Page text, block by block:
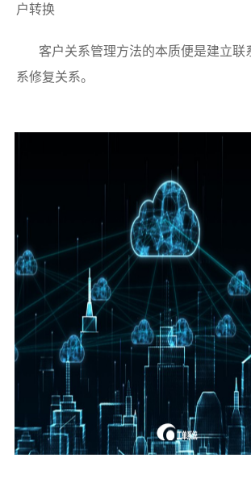
户转换
客户关系管理方法的本质便是建立联
系修复关系。